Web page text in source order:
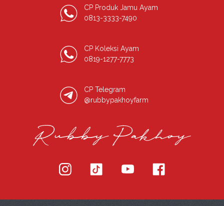
CP Produk Jamu Ayam
0813-3333-7490
CP Koleksi Ayam
0819-1277-7773
CP Telegram
@rubbypakhoyfarm